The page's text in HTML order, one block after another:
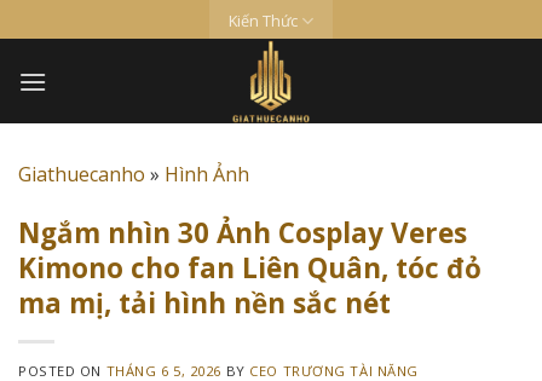
to
content
Kiến Thức
Giathuecanho » Hình Ảnh
Ngắm nhìn 30 Ảnh Cosplay Veres
Kimono cho fan Liên Quân, tóc đỏ
ma mị, tải hình nền sắc nét
POSTED ON THÁNG 6 5, 2026 BY CEO TRƯƠNG TÀI NĂNG